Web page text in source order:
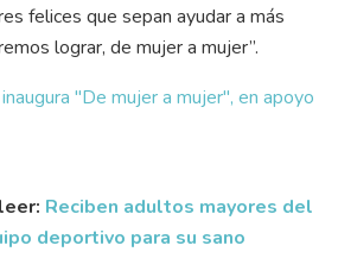
felices que sepan ayudar a más
lograr, de mujer a mujer”.
Reciben adultos mayores del
deportivo para su sano